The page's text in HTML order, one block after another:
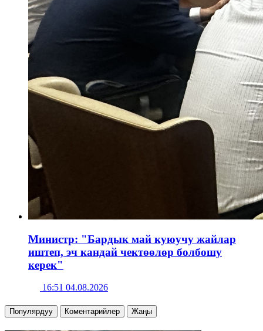
Министр: "Бардык май куюучу жайлар
иштеп, эч кандай чектөөлөр болбошу
керек"
16:51 04.08.2026
Популярдуу Коментарийлер Жаңы